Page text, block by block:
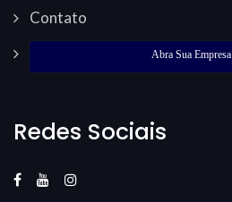
Contato
Abra Sua Empresa
Redes Sociais